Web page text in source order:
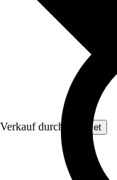
Verkauf durch: GarPet